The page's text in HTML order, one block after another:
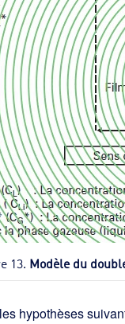
13. Modèle du
hypothèses